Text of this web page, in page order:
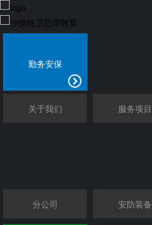
勤务安保
关于我们 服务项目
分公司 安防装备